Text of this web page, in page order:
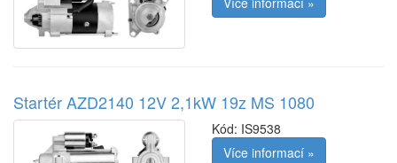
Startér AZD2140 12V 2,1kW 19z MS 1080
Kód: IS9538
Více informací »